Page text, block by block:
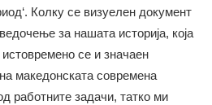
Колку се визуелен документ
за нашата историја, која
се и значаен
македонската современа
работните задачи, татко ми